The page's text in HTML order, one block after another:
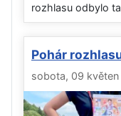
rozhlasu odbylo
Pohár
sobota, 09